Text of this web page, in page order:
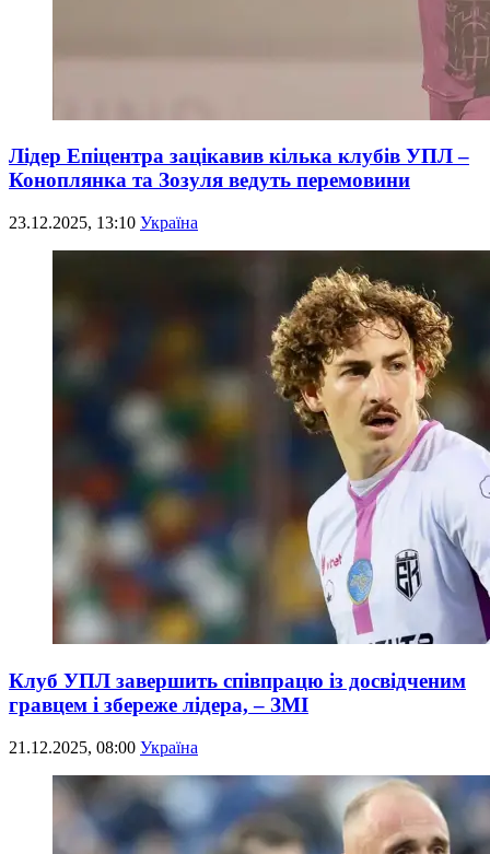
Лідер Епіцентра зацікавив кілька клубів УПЛ –
Коноплянка та Зозуля ведуть перемовини
23.12.2025, 13:10 Україна
Клуб УПЛ завершить співпрацю із досвідченим
гравцем і збереже лідера, – ЗМІ
21.12.2025, 08:00 Україна